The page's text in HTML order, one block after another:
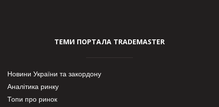
ТЕМИ ПОРТАЛА TRADEMASTER
Новини України та закордону
Аналітика ринку
Топи про ринок